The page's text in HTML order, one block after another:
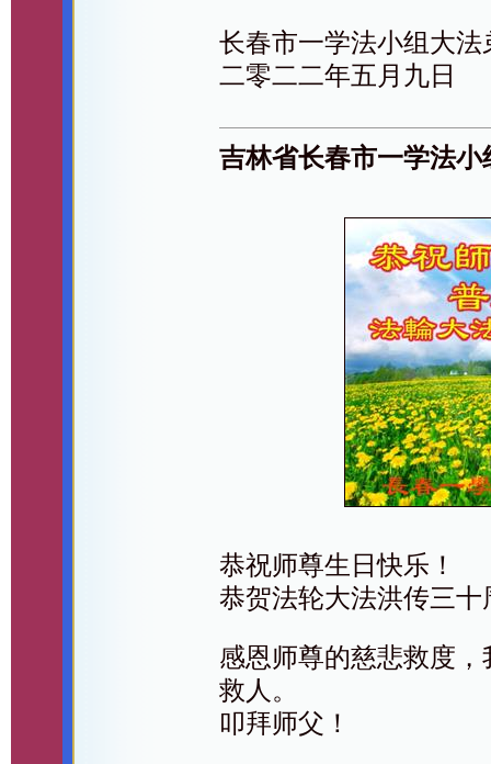
长春市一学法小组大法
二零二二年五月九日
吉林省长春市一学法
恭祝师尊生日快乐！
恭贺法轮大法洪传三十
感恩师尊的慈悲救度
救人。
叩拜师父！